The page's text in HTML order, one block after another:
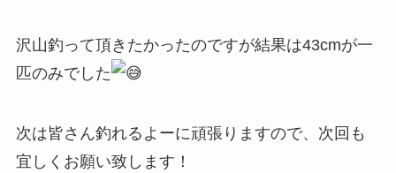
沢山釣って頂きたかったのですが結果は43cmが一
匹のみでした
次は皆さん釣れるよーに頑張りますので、次回も
宜しくお願い致します！